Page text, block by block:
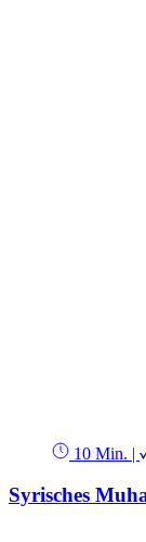
10 Min. |
Syrisches